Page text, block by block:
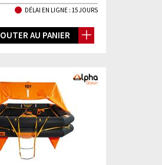
DÉLAI EN LIGNE : 15 JOURS
AU PANIER